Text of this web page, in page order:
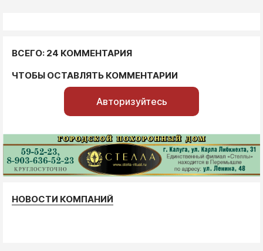
ВСЕГО: 24 КОММЕНТАРИЯ
ЧТОБЫ ОСТАВЛЯТЬ КОММЕНТАРИИ
Авторизуйтесь
НОВОСТИ КОМПАНИЙ